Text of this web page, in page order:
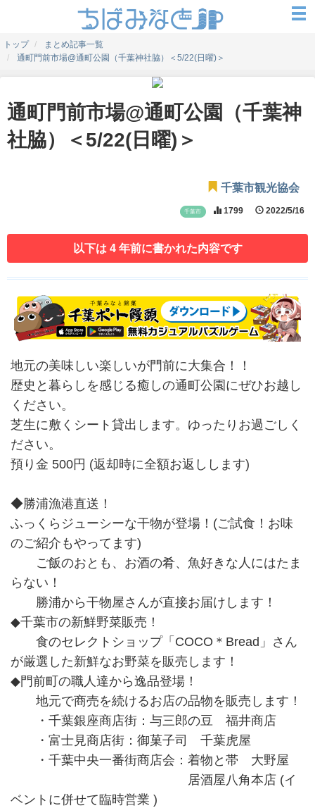
トップ
まとめ記事一覧
通町門前市場@通町公園（千葉神社脇）＜5/22(日曜)＞
通町門前市場@通町公園（千葉神
社脇）＜5/22(日曜)＞
千葉市観光協会
千葉市 1799 2022/5/16
以下は 4 年前に書かれた内容です
地元の美味しい楽しいが門前に大集合！！
歴史と暮らしを感じる癒しの通町公園にぜひお越し
ください。
芝生に敷くシート貸出します。ゆったりお過ごしく
ださい。
預り金 500円 (返却時に全額お返しします)
◆勝浦漁港直送！
ふっくらジューシーな干物が登場！(ご試食！お味
のご紹介もやってます)
ご飯のおとも、お酒の肴、魚好きな人にはたま
らない！
勝浦から干物屋さんが直接お届けします！
◆千葉市の新鮮野菜販売！
食のセレクトショップ「COCO＊Bread」さん
が厳選した新鮮なお野菜を販売します！
◆門前町の職人達から逸品登場！
地元で商売を続けるお店の品物を販売します！
・千葉銀座商店街：与三郎の豆 福井商店
・富士見商店街：御菓子司 千葉虎屋
・千葉中央一番街商店会：着物と帯 大野屋
居酒屋八角本店 (イ
ベントに併せて臨時営業 )